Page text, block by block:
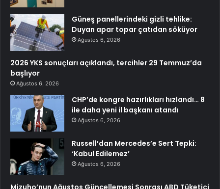
Güneş panellerindeki gizli tehlike:
Duyan apar topar çatıdan söküyor
Ağustos 6, 2026
2026 YKS sonuçları açıklandı, tercihler 29 Temmuz’da
başlıyor
Ağustos 6, 2026
CHP’de kongre hazırlıkları hızlandı… 8
ile daha yeni il başkanı atandı
Ağustos 6, 2026
Russell’dan Mercedes’e Sert Tepki:
‘Kabul Edilemez’
Ağustos 6, 2026
Mizuho’nun Ağustos Güncellemesi Sonrası ABD Tüketici